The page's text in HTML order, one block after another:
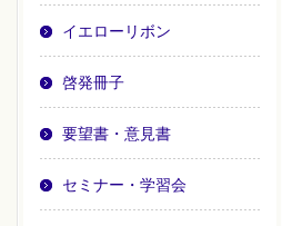
イエローリボン
啓発冊子
要望書・意見書
セミナー・学習会